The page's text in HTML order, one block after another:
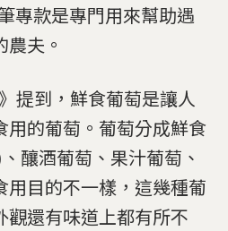
專款是專門用來幫助遇
夫。
》提到，鮮食葡萄是讓人
用的葡萄。葡萄分成鮮食
釀酒葡萄、果汁葡萄、
用目的不一樣，這幾種葡
觀還有味道上都有所不